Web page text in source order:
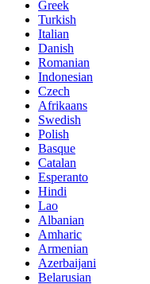
Greek
Turkish
Italian
Danish
Romanian
Indonesian
Czech
Afrikaans
Swedish
Polish
Basque
Catalan
Esperanto
Hindi
Lao
Albanian
Amharic
Armenian
Azerbaijani
Belarusian